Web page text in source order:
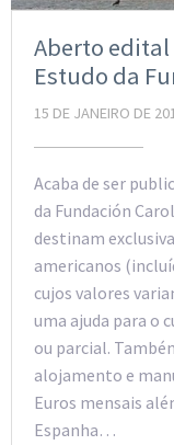
Aberto edital
Estudo da
15 DE JANEIRO DE
Acaba de ser
da Fundación
destinam
americanos
cujos valores
uma ajuda para o
ou parcial.
alojamento e
Euros mensais
Espanha…